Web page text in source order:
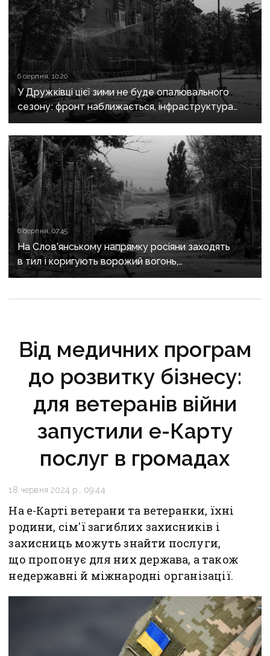
6 серпня, 10:20
У Дружківці цієї зими не буде опалювального
сезону: фронт наближається, інфраструктура
критично зруйнована
6 серпня, 07:45
На Слов’янському напрямку росіяни заходять
в тил і коригують ворожий вогонь,
на Краматорському «промацують» слабкі
Від медичних програм
до розвитку бізнесу:
для ветеранів війни
запустили е-Карту
послуг в громадах
18 червня 2024 р., 09:44
На е-Карті ветерани та ветеранки, їхні
родини, сім'ї загиблих захисників і
захисниць можуть знайти послуги,
що пропонує для них держава, а також
недержавні й міжнародні організації.